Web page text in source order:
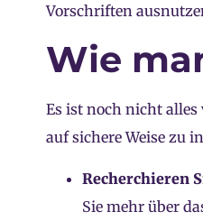
Vorschriften
Wie
Es ist noch nicht
auf sichere Weise zu
Recherchieren
Sie mehr über